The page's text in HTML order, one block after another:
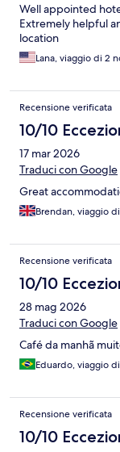
Well appointed
Extremely helpful
location
Lana, viaggio di 2
Recensione verificata
10/10
17 mar 2026
Traduci con Google
Great
Brendan, viaggio
Recensione verificata
10/10
28 mag 2026
Traduci con Google
Café da manhã
Eduardo, viaggio
Recensione verificata
10/10